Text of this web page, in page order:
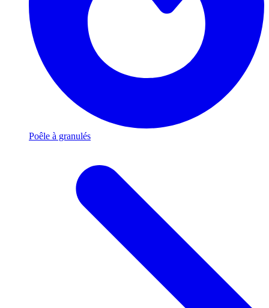
Poêle à granulés